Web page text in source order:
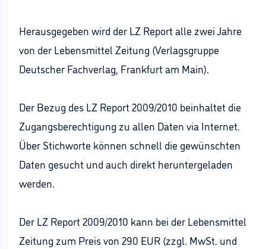
Herausgegeben wird der LZ Report alle zwei Jahre
von der Lebensmittel Zeitung (Verlagsgruppe
Deutscher Fachverlag, Frankfurt am Main).
Der Bezug des LZ Report 2009/2010 beinhaltet die
Zugangsberechtigung zu allen Daten via Internet.
Über Stichworte können schnell die gewünschten
Daten gesucht und auch direkt heruntergeladen
werden.
Der LZ Report 2009/2010 kann bei der Lebensmittel
Zeitung zum Preis von 290 EUR (zzgl. MwSt. und